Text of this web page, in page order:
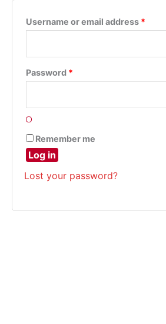
Username or email address *
Password *
Remember me
Log in
Lost your password?